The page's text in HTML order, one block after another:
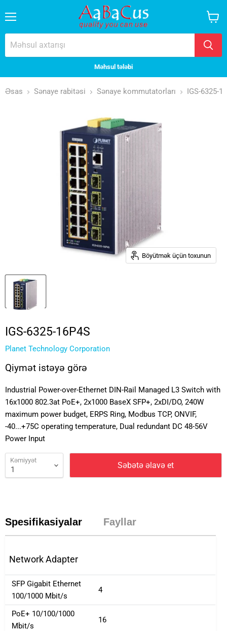
Məhsul tələbi
baxın
Əsas Sənaye rabitəsi Sənaye kommutatorları IGS-6325-
Böyütmək üçün toxunun
IGS-6325-16P4S
Planet Technology Corporation
Qiymət istəyə görə
Industrial Power-over-Ethernet DIN-Rail Managed L3 Switch with
16x1000 802.3at PoE+, 2x1000 BaseX SFP+, 2xDI/DO, 240W
maximum power budget, ERPS Ring, Modbus TCP, ONVIF,
-40...+75C operating temperature, Dual redundant DC 48-56V
Power Input
Kəmiyyət Səbətə əlavə et
Spesifikasiyalar Fayllar
Network Adapter
SFP Gigabit Ethernet
100/1000 Mbit/s
4
PoE+ 10/100/1000
Mbit/s
16